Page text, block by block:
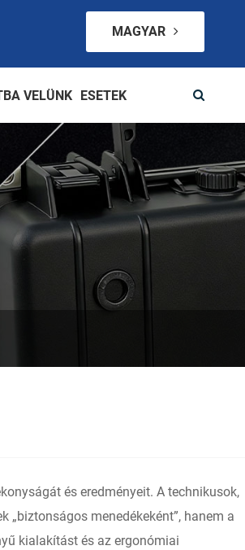
MAGYAR
VELÜNK ESETEK
és eredményeit. A technikusok,
„biztonságos menedékeként”, hanem a
kialakítást és az ergonómiai